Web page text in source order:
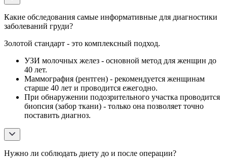
Какие обследования самые информативные для диагностики
заболеваний груди?
Золотой стандарт - это комплексный подход.
УЗИ молочных желез - основной метод для женщин до
40 лет.
Маммография (рентген) - рекомендуется женщинам
старше 40 лет и проводится ежегодно.
При обнаружении подозрительного участка проводится
биопсия (забор ткани) - только она позволяет точно
поставить диагноз.
Нужно ли соблюдать диету до и после операции?